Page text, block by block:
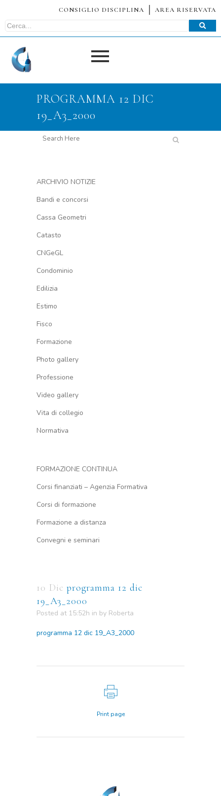
CONSIGLIO DISCIPLINA AREA RISERVATA
PROGRAMMA 12 DIC
19_A3_2000
ARCHIVIO NOTIZIE
Bandi e concorsi
Cassa Geometri
Catasto
CNGeGL
Condominio
Edilizia
Estimo
Fisco
Formazione
Photo gallery
Professione
Video gallery
Vita di collegio
Normativa
FORMAZIONE CONTINUA
Corsi finanziati – Agenzia Formativa
Corsi di formazione
Formazione a distanza
Convegni e seminari
10 Dic programma 12 dic
19_A3_2000
Posted at 15:52h in by Roberta
programma 12 dic 19_A3_2000
Print page